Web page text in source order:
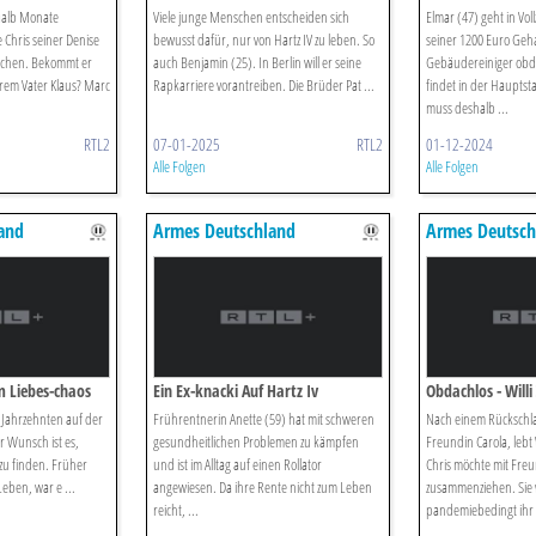
Monate
seiner Denise
Bekommt er
Vater Klaus? Marc
RTL2
Viele junge Menschen entscheiden sich
bewusst dafür, nur von Hartz IV zu leben. So
auch Benjamin (25). In Berlin will er seine
Rapkarriere vorantreiben. Die Brüder Pat ...
07-01-2025 RTL2
Alle Folgen
Elmar (47) geht in
seiner 1200 Euro
Gebäudereiniger
findet in der
muss deshalb ...
01-12-2024
Alle Folgen
Liebes-chaos
auf der
Wunsch ist es,
finden. Früher
war e ...
Armes Deutschland
Ein Ex-knacki Auf Hartz Iv
Frührentnerin Anette (59) hat mit schweren
gesundheitlichen Problemen zu kämpfen
und ist im Alltag auf einen Rollator
angewiesen. Da ihre Rente nicht zum Leben
reicht, ...
Armes
Obdachlos -
Nach einem
Freundin Carola,
Chris möchte mit
zusammenziehen.
pandemiebedingt